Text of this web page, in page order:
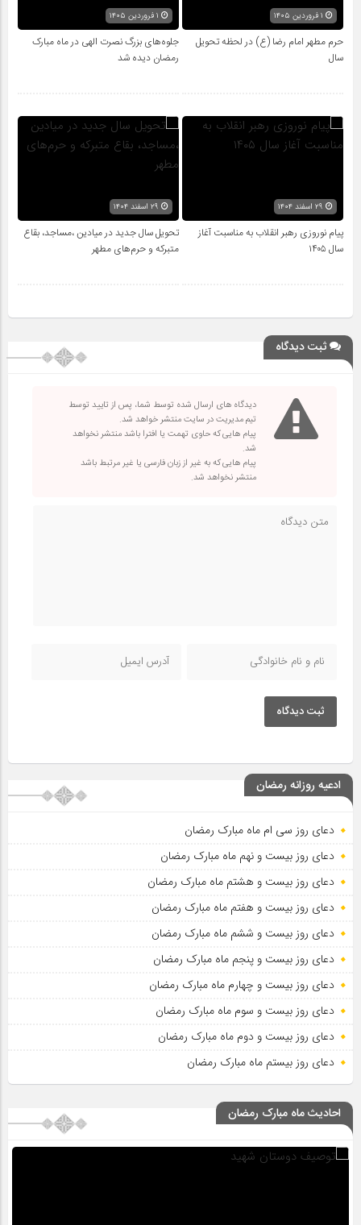
حرم مطهر امام رضا (ع) در لحظه تحویل
سال
جلوه‌های بزرگ نصرت الهی در ماه مبارک
رمضان دیده شد
پیام نوروزی رهبر انقلاب به مناسبت آغاز
سال ۱۴۰۵
تحویل سال‌ جدید در میادین ،مساجد، بقاع
متبرکه‌ و حرم‌های‌ مطهر
ثبت دیدگاه
دیدگاه های ارسال شده توسط شما، پس از تایید توسط
تیم مدیریت در سایت منتشر خواهد شد.
پیام هایی که حاوی تهمت یا افترا باشد منتشر نخواهد
شد.
پیام هایی که به غیر از زبان فارسی یا غیر مرتبط باشد
منتشر نخواهد شد.
ثبت دیدگاه
ادعیه روزانه رمضان
دعای روز سی ام ماه مبارک رمضان
دعای روز بیست و نهم ماه مبارک رمضان
دعای روز بیست و هشتم ماه مبارک رمضان
دعای روز بیست و هفتم ماه مبارک رمضان
دعای روز بیست و ششم ماه مبارک رمضان
دعای روز بیست و پنجم ماه مبارک رمضان
دعای روز بیست و چهارم ماه مبارک رمضان
دعای روز بیست و سوم ماه مبارک رمضان
دعای روز بیست و دوم ماه مبارک رمضان
دعای روز بیستم ماه مبارک رمضان
احادیث ماه مبارک رمضان